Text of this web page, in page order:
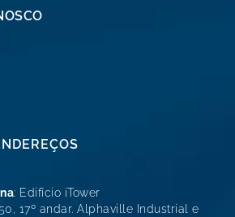
: Edifício iTower
17º andar. Alphaville Industrial e